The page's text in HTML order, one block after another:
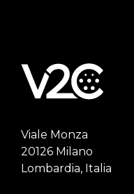
Viale Monza
20126 Milano
Lombardia, Italia